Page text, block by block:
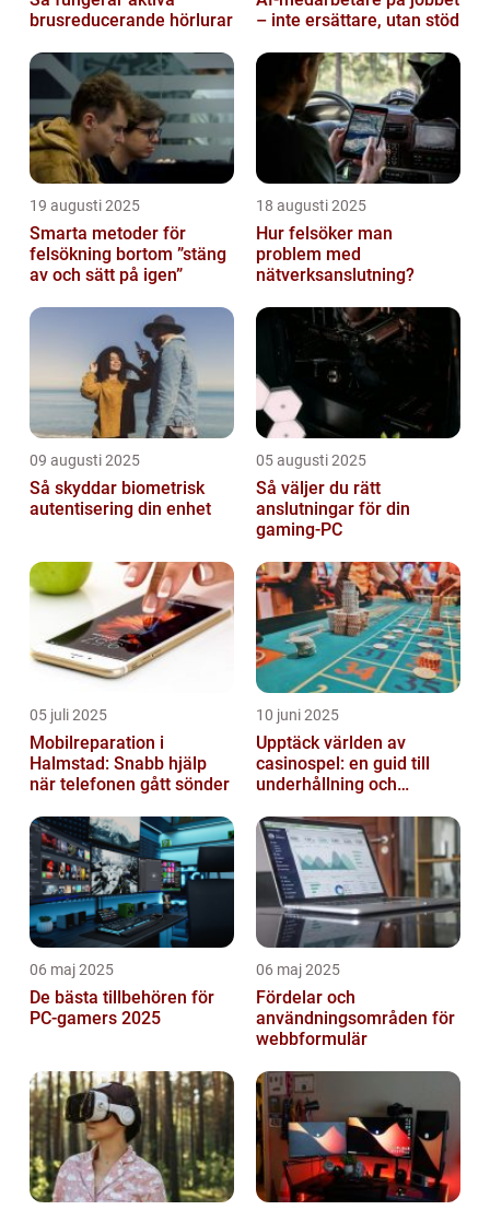
brusreducerande hörlurar
– inte ersättare, utan stöd
19 augusti 2025
Smarta metoder för
felsökning bortom ”stäng
av och sätt på igen”
18 augusti 2025
Hur felsöker man
problem med
nätverksanslutning?
09 augusti 2025
Så skyddar biometrisk
autentisering din enhet
05 augusti 2025
Så väljer du rätt
anslutningar för din
gaming-PC
05 juli 2025
Mobilreparation i
Halmstad: Snabb hjälp
när telefonen gått sönder
10 juni 2025
Upptäck världen av
casinospel: en guid till
underhållning och
06 maj 2025
De bästa tillbehören för
PC-gamers 2025
06 maj 2025
Fördelar och
användningsområden för
webbformulär